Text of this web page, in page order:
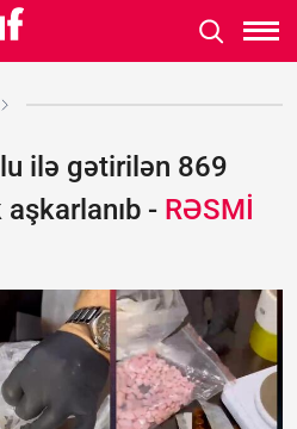
ilə gətirilən 869
- RƏSMİ